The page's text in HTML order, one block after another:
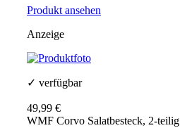
Produkt ansehen
Anzeige
✓ verfügbar
49,99 €
WMF Corvo Salatbesteck, 2-teilig